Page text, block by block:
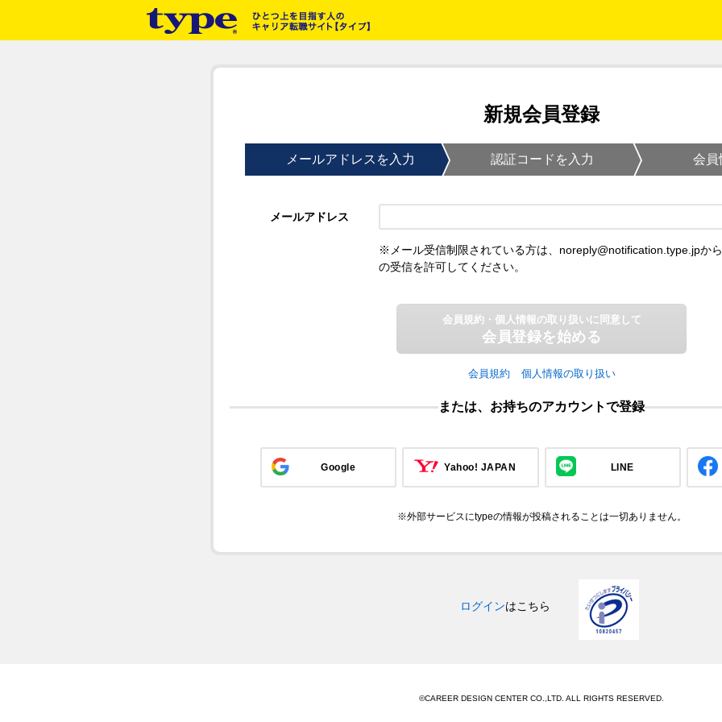
新規会員登録
メールアドレスを入力 認証コードを入力 会員
メールアドレス
※メール受信制限されている方は、noreply@notification.type.jpから
の受信を許可してください。
会員規約・個人情報の取り扱いに同意して
会員登録を始める
会員規約 個人情報の取り扱い
または、お持ちのアカウントで登録
Google Yahoo! JAPAN LINE
※外部サービスにtypeの情報が投稿されることは一切ありません。
ログインはこちら
©CAREER DESIGN CENTER CO.,LTD. ALL RIGHTS RESERVED.